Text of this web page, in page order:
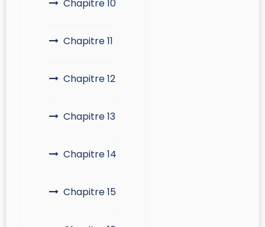
Chapitre 10
Chapitre 11
Chapitre 12
Chapitre 13
Chapitre 14
Chapitre 15